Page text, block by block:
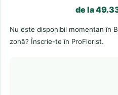
de la
Nu este disponibil momentan în
zonă? Înscrie-te în ProFlorist.